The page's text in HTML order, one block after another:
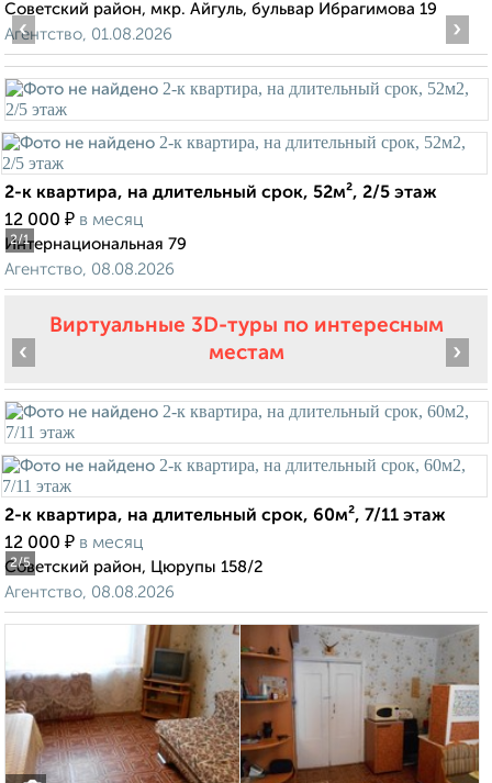
Советский район, мкр. Айгуль, бульвар Ибрагимова 19
Агентство, 01.08.2026
2/1
‹ ›
2-к квартира, на длительный срок, 52м², 2/5 этаж
12 000 ₽ в месяц
Интернациональная 79
Агентство, 08.08.2026
Виртуальные 3D-туры по интересным
местам
2/5
‹ ›
2-к квартира, на длительный срок, 60м², 7/11 этаж
12 000 ₽ в месяц
Советский район, Цюрупы 158/2
Агентство, 08.08.2026